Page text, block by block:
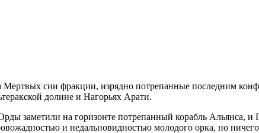
сии фракции, изрядно потрепанные последним
долине и Нагорьях Арати.
заметили на горизонте потрепанный корабль Альянса, и
и недальновидностью молодого орка, но ничего